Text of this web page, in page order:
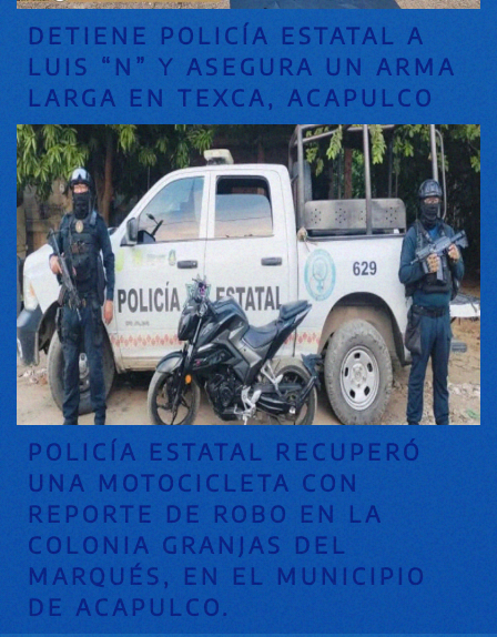
DETIENE POLICÍA ESTATAL A
LUIS “N” Y ASEGURA UN ARMA
LARGA EN TEXCA, ACAPULCO
POLICÍA ESTATAL RECUPERÓ
UNA MOTOCICLETA CON
REPORTE DE ROBO EN LA
COLONIA GRANJAS DEL
MARQUÉS, EN EL MUNICIPIO
DE ACAPULCO.